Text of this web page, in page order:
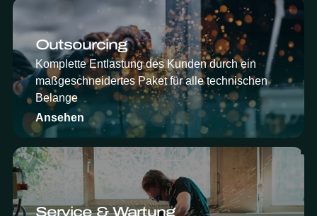
Outsourcing
Komplette Entlastung des Kunden durch ein
maßgeschneidertes Paket für alle technischen
Belange
Ansehen
Service & Wartung